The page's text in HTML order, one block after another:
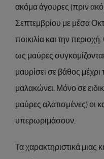
ακόμα άγουρες (πριν
Σεπτεμβρίου με μέσα
ποικιλία και την
ως μαύρες
μαυρίσει σε βάθος μέχρι
μαλακώνει. Μόνο σε
μαύρες αλατισμένες) οι
υπερωριμάσουν.
Τα χαρακτηριστικά μιας